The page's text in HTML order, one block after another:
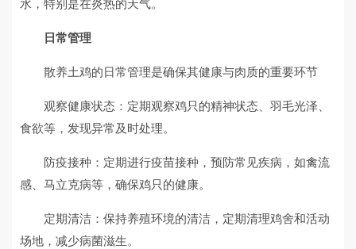
水，特别是在炎热的天气。
日常管理
散养土鸡的日常管理是确保其健康与肉质的重要环节
观察健康状态：定期观察鸡只的精神状态、羽毛光泽、
食欲等，发现异常及时处理。
防疫接种：定期进行疫苗接种，预防常见疾病，如禽流
感、马立克病等，确保鸡只的健康。
定期清洁：保持养殖环境的清洁，定期清理鸡舍和活动
场地，减少病菌滋生。